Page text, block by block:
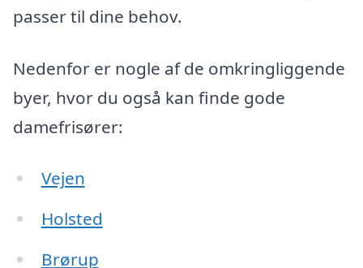
passer til dine behov.
Nedenfor er nogle af de omkringliggende
byer, hvor du også kan finde gode
damefrisører:
Vejen
Holsted
Brørup